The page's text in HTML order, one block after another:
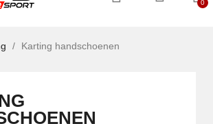
Karting handschoenen